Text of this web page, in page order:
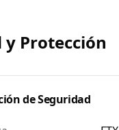
y Protección
de Seguridad